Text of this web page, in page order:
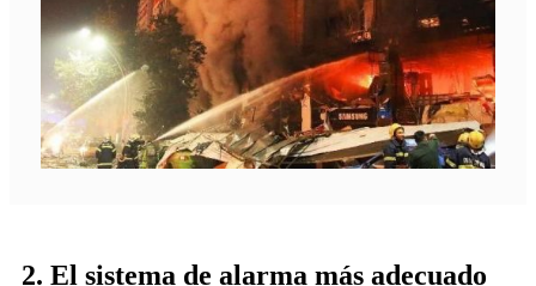
2. El sistema de alarma más adecuado